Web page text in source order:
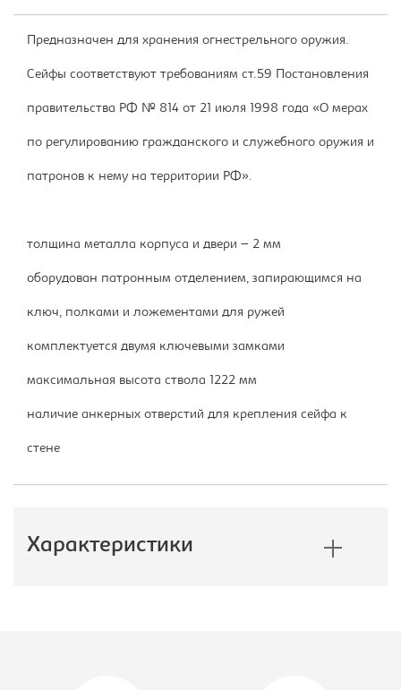
Предназначен для хранения огнестрельного оружия.
Сейфы соответствуют требованиям ст.59 Постановления
правительства РФ № 814 от 21 июля 1998 года «О мерах
по регулированию гражданского и служебного оружия и
патронов к нему на территории РФ».
толщина металла корпуса и двери – 2 мм
оборудован патронным отделением, запирающимся на
ключ, полками и ложементами для ружей
комплектуется двумя ключевыми замками
максимальная высота ствола 1222 мм
наличие анкерных отверстий для крепления сейфа к
стене
Характеристики